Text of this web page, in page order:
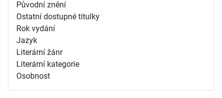
Původní znění
Ostatní dostupné titulky
Rok vydání
Jazyk
Literární žánr
Literární kategorie
Osobnost